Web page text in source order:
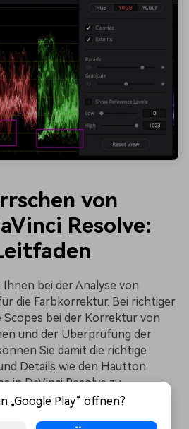
von
Resolve:
bei der Analyse von
die Farbkorrektur. Bei richtiger
bei der Korrektur von
und der Überprüfung der
Sie damit die richtige
Details wie den Hautton
in DaVinci Resolve zu
die Farbseite in der unteren
auch auf das kleine Symbol
„Google Play“ öffnen?